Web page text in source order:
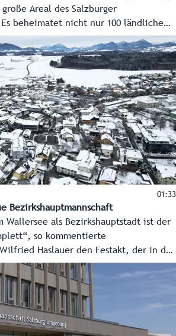
Areal des Salzburger
beheimatet nicht nur 100 ländliche
Jahrhunderten, sondern auch eine
Museumsbahn und vor allem jede
aber auch Erholen.
01:33
Bezirkshauptmannschaft
Wallersee als Bezirkshauptstadt ist der
so kommentierte
Wilfried Haslauer den Festakt, der in der
Umgebung über die Bühne ging und die
zum Herzen des Flachgau